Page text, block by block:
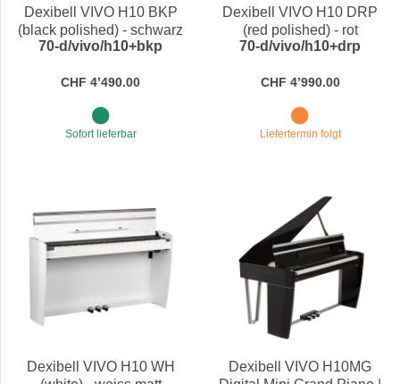
Dexibell VIVO H10 BKP
(black polished) - schwarz
Hochglanz lackiert
70-d/vivo/h10+bkp
CHF 4’490.00
Sofort lieferbar
Dexibell VIVO H10 DRP
(red polished) - rot
hochglanz poliert
70-d/vivo/h10+drp
CHF 4’990.00
Liefertermin folgt
Dexibell VIVO H10 WH
Dexibell VIVO H10MG